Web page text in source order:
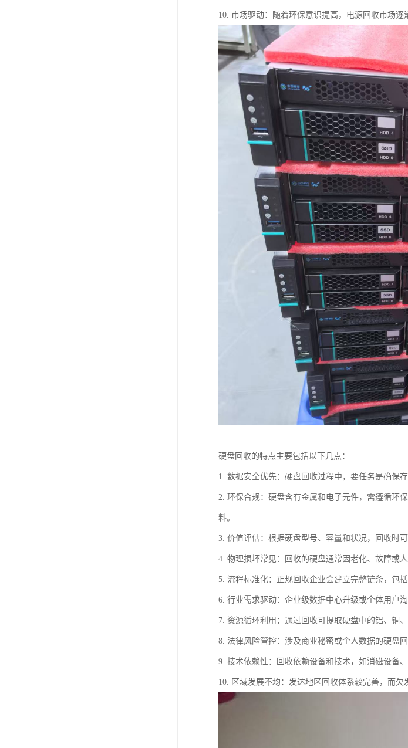
10. 市场驱动：随着环保意识提高，电源回收市场逐
硬盘回收的特点主要包括以下几点：
1. 数据安全优先：硬盘回收过程中，要任务是确保
2. 环保合规：硬盘含有金属和电子元件，需遵循环
料。
3. 价值评估：根据硬盘型号、容量和状况，回收时
4. 物理损坏常见：回收的硬盘通常因老化、故障或
5. 流程标准化：正规回收企业会建立完整链条，包
6. 行业需求驱动：企业级数据中心升级或个体用户
7. 资源循环利用：通过回收可提取硬盘中的铝、铜
8. 法律风险管控：涉及商业秘密或个人数据的硬盘
9. 技术依赖性：回收依赖设备和技术，如消磁设备
10. 区域发展不均：发达地区回收体系较完善，而